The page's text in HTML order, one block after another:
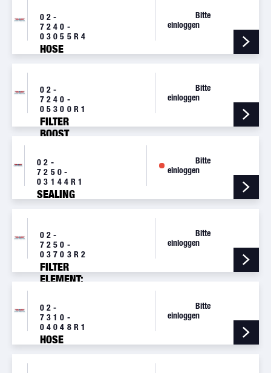
02-
7240-
03055R4
HOSE
Bitte
einloggen
02-
7240-
05300R1
FILTER
BOOST
VALVE
Bitte
einloggen
02-
7250-
03144R1
SEALING
Bitte
einloggen
02-
7250-
03703R2
FILTER
ELEMENT:
OIL
Bitte
einloggen
02-
7310-
04048R1
HOSE
Bitte
einloggen